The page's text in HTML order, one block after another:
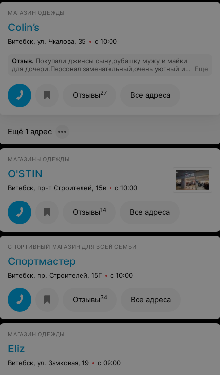
МАГАЗИН ОДЕЖДЫ
Colin’s
Витебск, ул. Чкалова, 35 с 10:00
Отзыв. Покупали джинсы сыну,рубашку мужу и майки
для дочери.Персонал замечательный,очень уютный и
Еще
Отзывы27 Все адреса
Ещё 1 адрес
МАГАЗИНЫ ОДЕЖДЫ
O'STIN
Витебск, пр-т Строителей, 15в с 10:00
Отзывы14 Все адреса
СПОРТИВНЫЙ МАГАЗИН ДЛЯ ВСЕЙ СЕМЬИ
Спортмастер
Витебск, пр. Строителей, 15Г с 10:00
Отзывы34 Все адреса
МАГАЗИН ОДЕЖДЫ
Eliz
Витебск, ул. Замковая, 19 с 09:00